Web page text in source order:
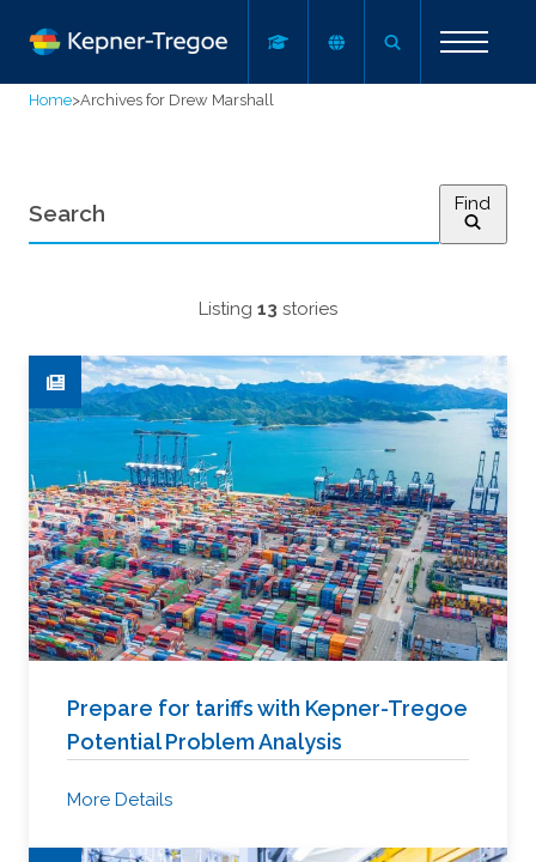
Home>Archives for Drew Marshall
Find
Listing 13 stories
Prepare for tariffs with Kepner-Tregoe
Potential Problem Analysis
More Details